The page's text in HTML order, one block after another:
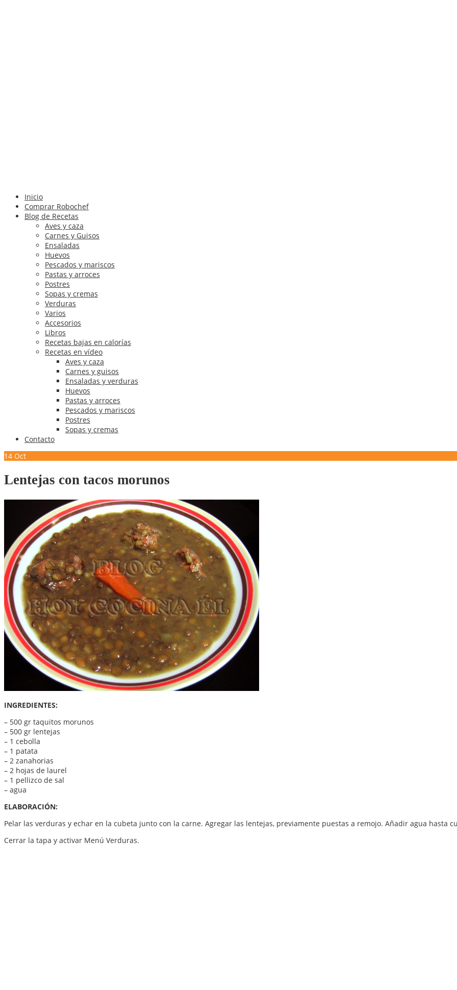
Inicio
Comprar Robochef
Blog de Recetas
Aves y caza
Carnes y Guisos
Ensaladas
Huevos
Pescados y mariscos
Pastas y arroces
Postres
Sopas y cremas
Verduras
Varios
Accesorios
Libros
Recetas bajas en calorías
Recetas en vídeo
Aves y caza
Carnes y guisos
Ensaladas y verduras
Huevos
Pastas y arroces
Pescados y mariscos
Postres
Sopas y cremas
Contacto
14 Oct
Lentejas con tacos morunos
INGREDIENTES:
– 500 gr taquitos morunos
– 500 gr lentejas
– 1 cebolla
– 1 patata
– 2 zanahorias
– 2 hojas de laurel
– 1 pellizco de sal
– agua
ELABORACIÓN:
Pelar las verduras y echar en la cubeta junto con la carne. Agregar las lentejas, previamente puestas a remojo. Añadir agua hasta
Cerrar la tapa y activar Menú Verduras.